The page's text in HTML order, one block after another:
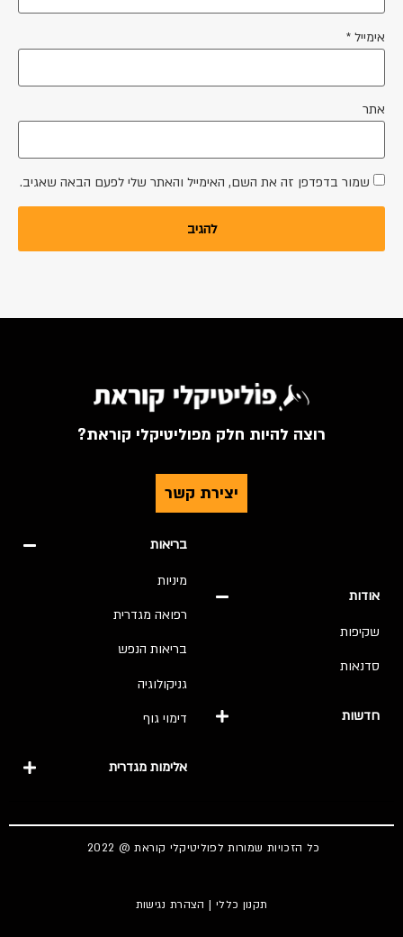
אימייל *
אתר
שמור בדפדפן זה את השם, האימייל והאתר שלי לפעם הבאה שאגיב.
רוצה להיות חלק מפוליטיקלי קוראת?
יצירת קשר
אודות
שקיפות
סדנאות
חדשות
בריאות
מיניות
רפואה מגדרית
בריאות הנפש
גניקולוגיה
דימוי גוף
אלימות מגדרית
כל הזכויות שמורות לפוליטיקלי קוראת @ 2022
תקנון כללי | הצהרת נגישות